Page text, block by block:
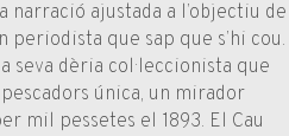
narració ajustada a l’objectiu de
que sap que s’hi cou.
seva dèria col·leccionista que
única, un mirador
mil pessetes el 1893. El Cau